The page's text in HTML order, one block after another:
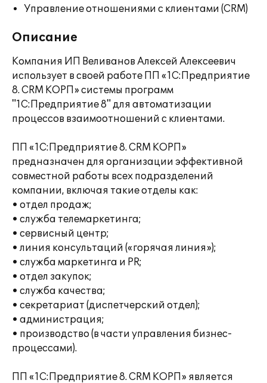
Управление отношениями с клиентами (CRM)
Описание
Компания ИП Веливанов Алексей Алексеевич
использует в своей работе ПП «1С:Предприятие
8. CRM КОРП» системы программ
"1С:Предприятие 8" для автоматизации
процессов взаимоотношений с клиентами.
ПП «1С:Предприятие 8. CRM КОРП»
предназначен для организации эффективной
совместной работы всех подразделений
компании, включая такие отделы как:
• отдел продаж;
• служба телемаркетинга;
• сервисный центр;
• линия консультаций («горячая линия»);
• служба маркетинга и PR;
• отдел закупок;
• служба качества;
• секретариат (диспетчерский отдел);
• администрация;
• производство (в части управления бизнес-
процессами).
ПП «1С:Предприятие 8. CRM КОРП» является